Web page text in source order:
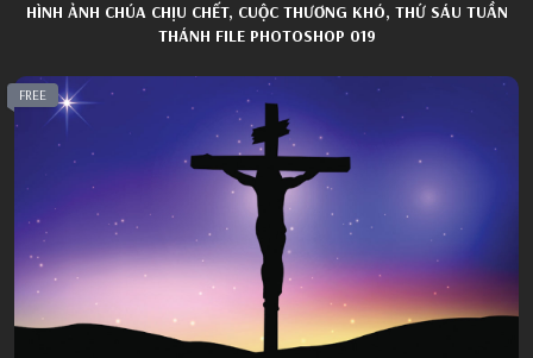
HÌNH ẢNH CHÚA CHỊU CHẾT, CUỘC THƯƠNG KHÓ, THỨ SÁU TUẦN
THÁNH FILE PHOTOSHOP 019
FREE